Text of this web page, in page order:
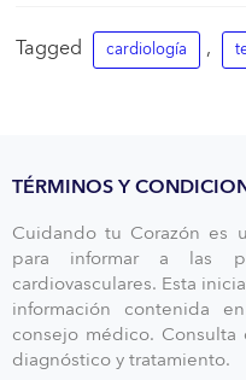
Tagged cardiología ,
TÉRMINOS Y
Cuidando tu Corazón es
para informar a las
cardiovasculares. Esta
información contenida
consejo médico.
diagnóstico y tratamiento.